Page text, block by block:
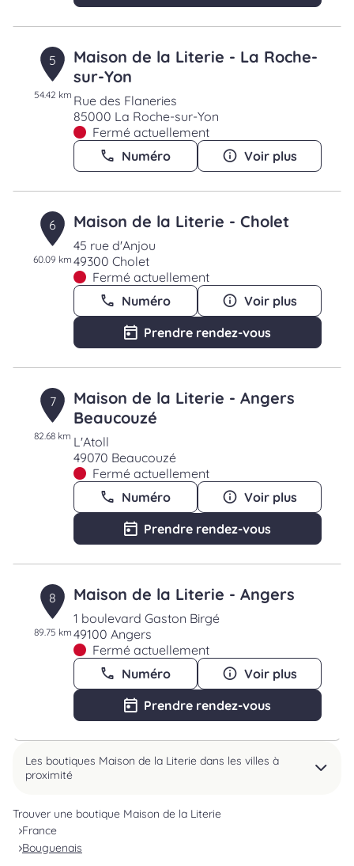
5
54.42 km
Maison de la Literie - La Roche-
sur-Yon
Rue des Flaneries
85000 La Roche-sur-Yon
Fermé actuellement
Numéro
Voir plus
6
60.09 km
Maison de la Literie - Cholet
45 rue d'Anjou
49300 Cholet
Fermé actuellement
Numéro
Voir plus
Prendre rendez-vous
7
82.68 km
Maison de la Literie - Angers
Beaucouzé
L'Atoll
49070 Beaucouzé
Fermé actuellement
Numéro
Voir plus
Prendre rendez-vous
8
89.75 km
Maison de la Literie - Angers
1 boulevard Gaston Birgé
49100 Angers
Fermé actuellement
Numéro
Voir plus
Prendre rendez-vous
Les boutiques Maison de la Literie dans les villes à
proximité
Trouver une boutique Maison de la Literie
France
Bouguenais